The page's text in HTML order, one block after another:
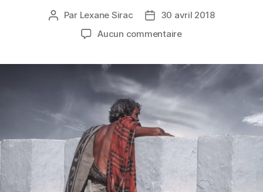
Auteur
Par Lexane Sirac
Date30 avril 2018
Aucun commentairesur
Neuf
Avril
2018